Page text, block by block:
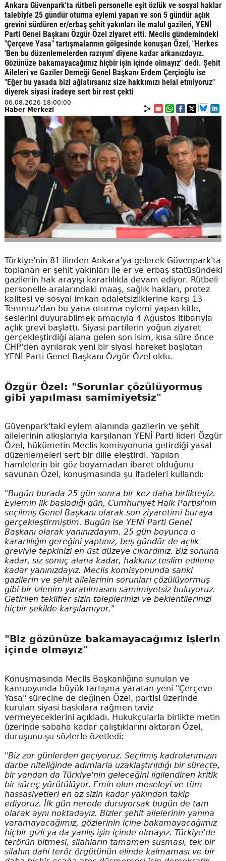
Ankara Güvenpark'ta rütbeli personelle eşit özlük ve sosyal haklar
talebiyle 25 gündür oturma eylemi yapan ve son 5 gündür açlık
grevini sürdüren er/erbaş şehit yakınları ile malul gazileri, YENİ
Parti Genel Başkanı Özgür Özel ziyaret etti. Meclis gündemindeki
"Çerçeve Yasa" tartışmalarının gölgesinde konuşan Özel, "Herkes
'Ben bu düzenlemelerden razıyım' diyene kadar arkanızdayız.
Gözünüze bakamayacağımız hiçbir işin içinde olmayız" dedi. Şehit
Aileleri ve Gaziler Derneği Genel Başkanı Erdem Çerçioğlu ise
"Eğer bu yasada bizi ağlatırsanız size hakkımızı helal etmiyoruz"
diyerek siyasi iradeye sert bir rest çekti
06.08.2026 18:00:00
Haber Merkezi
Türkiye'nin 81 ilinden Ankara'ya gelerek Güvenpark'ta
toplanan er şehit yakınları ile er ve erbaş statüsündeki
gazilerin hak arayışı kararlılıkla devam ediyor. Rütbeli
personelle aralarındaki maaş, sağlık hakları, protez
kalitesi ve sosyal imkan adaletsizliklerine karşı 13
Temmuz'dan bu yana oturma eylemi yapan kitle,
seslerini duyurabilmek amacıyla 4 Ağustos itibarıyla
açlık grevi başlattı. Siyasi partilerin yoğun ziyaret
gerçekleştirdiği alana gelen son isim, kısa süre önce
CHP'den ayrılarak yeni bir siyasi hareket başlatan
YENİ Parti Genel Başkanı Özgür Özel oldu.
Özgür Özel: "Sorunlar çözülüyormuş
gibi yapılması samimiyetsiz"
Güvenpark'taki eylem alanında gazilerin ve şehit
ailelerinin alkışlarıyla karşılanan YENİ Parti lideri Özgür
Özel, hükümetin Meclis komisyonuna getirdiği yasal
düzenlemeleri sert bir dille eleştirdi. Yapılan
hamlelerin bir göz boyamadan ibaret olduğunu
savunan Özel, konuşmasında şu ifadeleri kullandı:
"Bugün burada 25 gün sonra bir kez daha birlikteyiz.
Eylemin ilk başladığı gün, Cumhuriyet Halk Partisi'nin
seçilmiş Genel Başkanı olarak son ziyaretimi buraya
gerçekleştirmiştim. Bugün ise YENİ Parti Genel
Başkanı olarak yanınızdayım. 25 gün boyunca o
kararlılığın gereğini yaptınız, beş gündür de açlık
greviyle tepkinizi en üst düzeye çıkardınız. Biz sonuna
kadar, siz sonuç alana kadar, hakkınız teslim edilene
kadar yanınızdayız. Meclis komisyonunda sanki
gazilerin ve şehit ailelerinin sorunları çözülüyormuş
gibi bir izlenim yaratılmasını samimiyetsiz buluyoruz.
Getirilen teklifler sizin taleplerinizi ve beklentilerinizi
hiçbir şekilde karşılamıyor."
"Biz gözünüze bakamayacağımız işlerin
içinde olmayız"
Konuşmasında Meclis Başkanlığına sunulan ve
kamuoyunda büyük tartışma yaratan yeni "Çerçeve
Yasa" sürecine de değinen Özel, partisi üzerinde
kurulan siyasi baskılara rağmen taviz
vermeyeceklerini açıkladı. Hukukçularla birlikte metin
üzerinde sabaha kadar çalıştıklarını aktaran Özel,
duruşunu şu sözlerle özetledi:
"Biz zor günlerden geçiyoruz. Seçilmiş kadrolarımızın
darbe niteliğinde adımlarla uzaklaştırıldığı bir süreçte,
bir yandan da Türkiye'nin geleceğini ilgilendiren kritik
bir süreç yürütülüyor. Emin olun meseleyi ve tüm
hassasiyetleri en az sizin kadar yakından takip
ediyoruz. İlk gün nerede duruyorsak bugün de tam
olarak aynı noktadayız. Bizler şehit ailelerinin yanına
varamayacağımız, gözlerinin içine bakamayacağımız
hiçbir gizli ya da yanlış işin içinde olmayız. Türkiye'de
terörün bitmesi, silahların tamamen susması, tek bir
silahın dahi terör örgütünün elinde kalmaması ve bir